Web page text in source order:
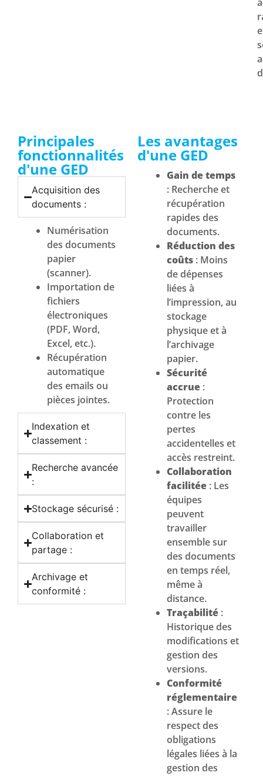
Principales
fonctionnalités
d'une GED
Acquisition des
documents :
Numérisation
des documents
papier
(scanner).
Importation de
fichiers
électroniques
(PDF, Word,
Excel, etc.).
Récupération
automatique
des emails ou
pièces jointes.
Indexation et
classement :
Recherche avancée
:
Stockage sécurisé :
Collaboration et
partage :
Archivage et
conformité :
Les avantages
d'une GED
Gain de temps
: Recherche et
récupération
rapides des
documents.
Réduction des
coûts : Moins
de dépenses
liées à
l’impression, au
stockage
physique et à
l’archivage
papier.
Sécurité
accrue :
Protection
contre les
pertes
accidentelles et
accès restreint.
Collaboration
facilitée : Les
équipes
peuvent
travailler
ensemble sur
des documents
en temps réel,
même à
distance.
Traçabilité :
Historique des
modifications et
gestion des
versions.
Conformité
réglementaire
: Assure le
respect des
obligations
légales liées à la
gestion des